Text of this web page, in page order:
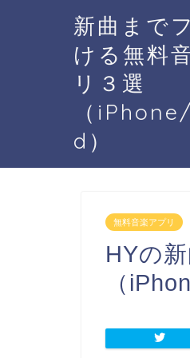
新曲まで
ける無料
リ３選
（
d）
無料音楽アプリ
HYの
（